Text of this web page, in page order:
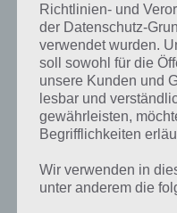
Richtlinien- und
der Datenschutz-
verwendet wurden.
soll sowohl für die
unsere Kunden und
lesbar und
gewährleisten,
Begrifflichkeiten
Wir verwenden in
unter anderem die